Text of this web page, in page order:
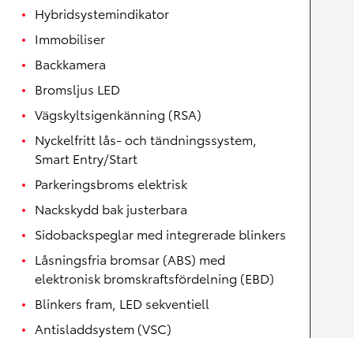
Hybridsystemindikator
Immobiliser
Backkamera
Bromsljus LED
Vägskyltsigenkänning (RSA)
Nyckelfritt lås- och tändningssystem,
Smart Entry/Start
Parkeringsbroms elektrisk
Nackskydd bak justerbara
Sidobackspeglar med integrerade blinkers
Låsningsfria bromsar (ABS) med
elektronisk bromskraftsfördelning (EBD)
Blinkers fram, LED sekventiell
Antisladdsystem (VSC)